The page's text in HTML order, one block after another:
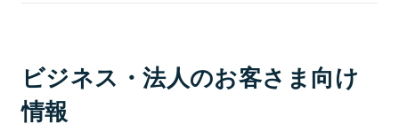
ビジネス・法人のお客さま向け
情報